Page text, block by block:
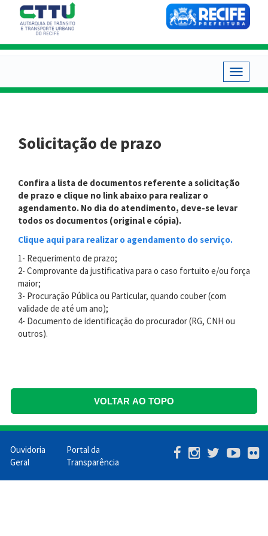
conteúdo
principal
Toggle
Solicitação de prazo
Confira a lista de documentos referente a solicitação
de prazo e clique no link abaixo para realizar o
agendamento. No dia do atendimento, deve-se levar
todos os documentos (original e cópia).
Clique aqui para realizar o agendamento do serviço.
1- Requerimento de prazo;
2- Comprovante da justificativa para o caso fortuito e/ou força
maior;
3- Procuração Pública ou Particular, quando couber (com
validade de até um ano);
4- Documento de identificação do procurador (RG, CNH ou
outros).
VOLTAR AO TOPO
Menu
Barra
Ouvidoria
Geral
Portal da
Transparência